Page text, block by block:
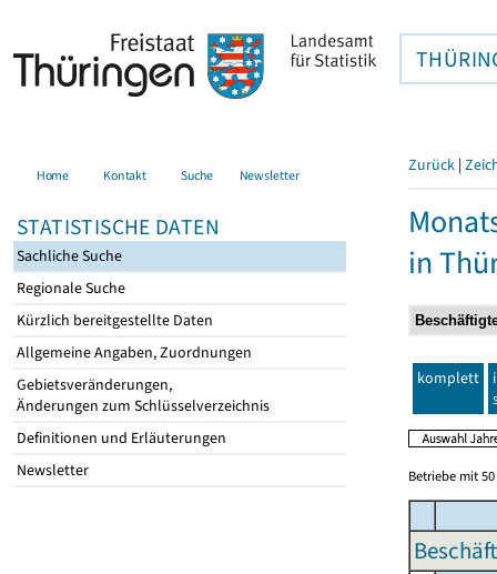
Home Kontakt Suche Newsletter
STATISTISCHE DATEN
Sachliche Suche
Regionale Suche
Kürzlich bereitgestellte Daten
Allgemeine Angaben, Zuordnungen
Gebietsveränderungen,
Änderungen zum Schlüsselverzeichnis
Definitionen und Erläuterungen
Newsletter
Zurück |
in
komplett
Betriebe mit